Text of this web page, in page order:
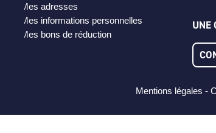
Mes adresses
Mes informations personnelles
Mes bons de réduction
UNE
Mentions légales -